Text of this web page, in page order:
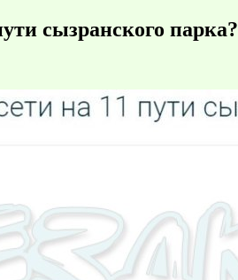
сызранского парка?